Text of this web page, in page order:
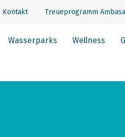
Kontakt Treueprogramm
Wasserparks Wellness